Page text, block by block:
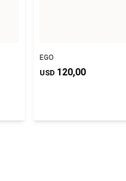
EGO
USD 120,00